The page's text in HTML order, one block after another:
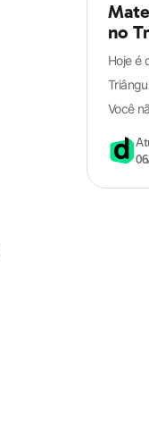
no
Hoje é
Você